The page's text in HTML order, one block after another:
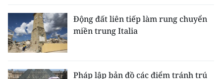
MUA BÁO
ĐỌC BÁO IN
Động đất liên tiếp làm rung chuyển
miền trung Italia
Pháp lập bản đồ các điểm tránh trú